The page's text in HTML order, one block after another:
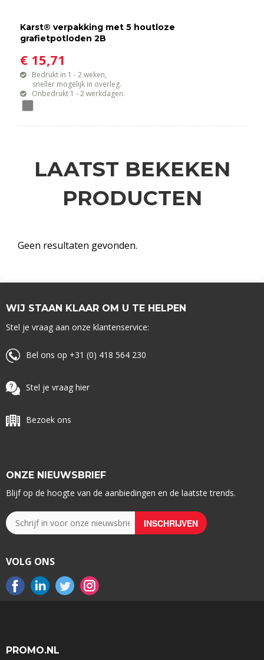
Karst® verpakking met 5 houtloze
grafietpotloden 2B
€ 15,71
Bedrukt in 1 - 2 weken,
sneller mogelijk in overleg.
Onbedrukt 1 - 2 werkdagen.
LAATST BEKEKEN
PRODUCTEN
Geen resultaten gevonden.
WIJ STAAN KLAAR OM U TE HELPEN
Stel je vraag aan onze klantenservice:
Bel ons op +31 (0) 418 564 230
Stel je vraag hier
Bezoek ons
ONZE NIEUWSBRIEF
Blijf op de hoogte van de aanbiedingen en de laatste trends.
VOLG ONS
PROMO.NL